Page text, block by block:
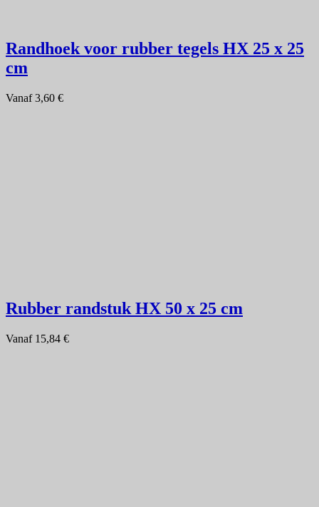
Randhoek voor rubber tegels HX 25 x 25
cm
Vanaf3,60 €
Rubber randstuk HX 50 x 25 cm
Vanaf 15,84 €